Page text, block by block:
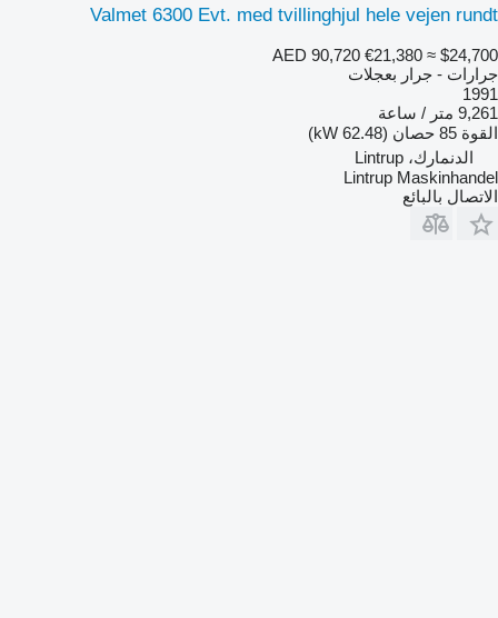
Valmet 6300 Evt. med tvillinghjul hele vejen rundt
AED 90,720 €21,380 ≈ $24,700
جرارات - جرار بعجلات
1991
9,261 متر / ساعة
القوة 85 حصان (62.48 kW)
الدنمارك، Lintrup
Lintrup Maskinhandel
الاتصال بالبائع